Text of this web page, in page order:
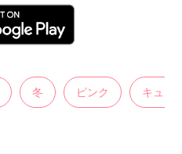
冬 ピンク キュー